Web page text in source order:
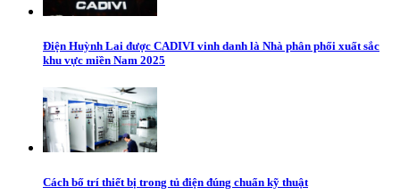
Điện Huỳnh Lai được CADIVI vinh danh là Nhà phân phối xuất sắc
khu vực miền Nam 2025
Cách bố trí thiết bị trong tủ điện đúng chuẩn kỹ thuật